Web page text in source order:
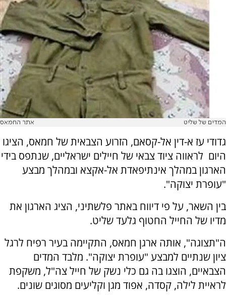
המדים של שליט אתר החמאס
גדודי עז א-דין אל-קסאם, הזרוע הצבאית של חמאס, הציגו
היום לראווה ציוד צבאי של חיילים ישראליים, שנתפס בידי
הארגון במהלך אינתיפאדת אל-אקצא ובמהלך מבצע
"עופרת יצוקה".
בין השאר, על פי דיווח באתר פלשתיני, הציג הארגון את
מדיו של החייל החטוף גלעד שליט.
ה"תצוגה", אותה ארגן חמאס, התקיימה בעיר רפיח לרגל
ציון שנתיים למבצע "עופרת יצוקה". מלבד המדים
הצבאיים, הוצגו בה גם כלי נשק של חייל צה"ל, משקפת
לראיית לילה, קסדה, אפוד מגן וקליעים מסוגים שונים.